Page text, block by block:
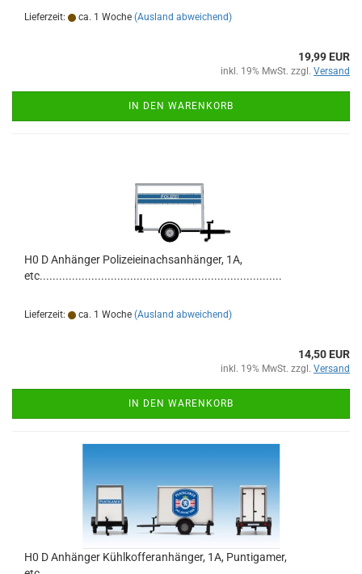
Lieferzeit: ca. 1 Woche (Ausland abweichend)
19,99 EUR
inkl. 19% MwSt. zzgl. Versand
IN DEN WARENKORB
H0 D Anhänger Polizeieinachsanhänger, 1A,
etc...........................................................................
Lieferzeit: ca. 1 Woche (Ausland abweichend)
14,50 EUR
inkl. 19% MwSt. zzgl. Versand
IN DEN WARENKORB
H0 D Anhänger Kühlkofferanhänger, 1A, Puntigamer,